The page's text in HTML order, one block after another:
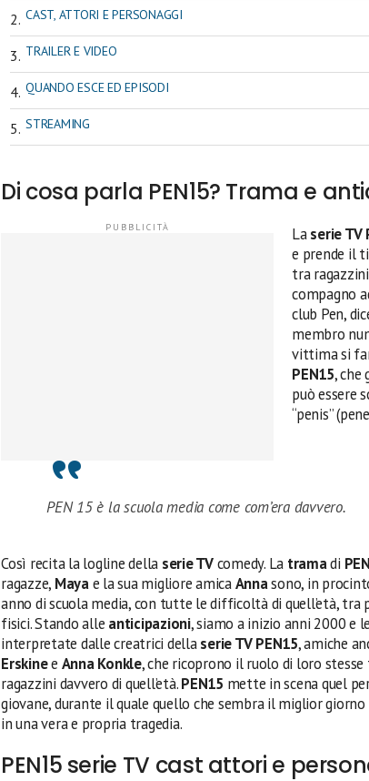
CAST, ATTORI E PERSONAGGI
TRAILER E VIDEO
QUANDO ESCE ED EPISODI
STREAMING
Di cosa parla PEN15? Trama e
Laserie TV
e prende il
tra
compagno
club Pen,
membro
vittima si
PEN15, che
può essere
“penis”
PEN 15 è la scuola media come com’era davvero.
Così recita la logline della serie TVcomedy. La tramadi
ragazze, Mayae la sua migliore amicaAnnasono, in
anno di scuola media, con tutte le difficoltà di quell’età,
fisici. Stando alle anticipazioni, siamo a inizio anni 2000 e
interpretate dalle creatrici dellaserie TV PEN15, amiche
Erskinee Anna Konkle, che ricoprono il ruolo di loro
ragazzini davvero di quell’età.PEN15 mette in scena quel
giovane, durante il quale quello che sembra il miglior
in una vera e propria tragedia.
PEN15 serie TV cast attori e